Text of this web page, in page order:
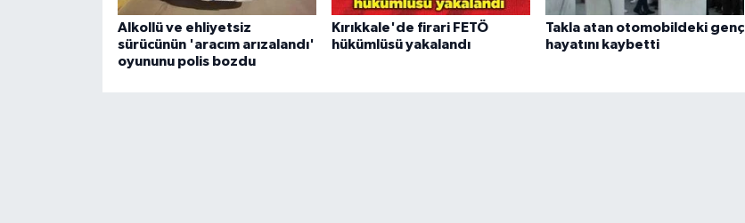
Alkollü ve ehliyetsiz
sürücünün 'aracım arızalandı'
oyununu polis bozdu
Kırıkkale'de firari FETÖ
hükümlüsü yakalandı
Takla atan otomobildeki genç
hayatını kaybetti